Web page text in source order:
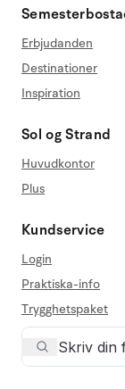
Erbjudanden
Destinationer
Inspiration
Sol og Strand
Huvudkontor
Plus
Kundservice
Login
Praktiska-info
Trygghetspaket